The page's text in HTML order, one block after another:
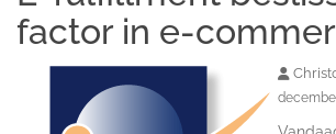
factor in e-